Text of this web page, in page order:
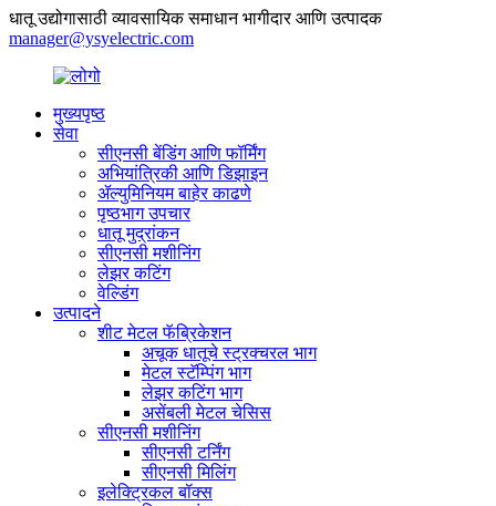
धातू उद्योगासाठी व्यावसायिक समाधान भागीदार आणि उत्पादक
manager@ysyelectric.com
मुख्यपृष्ठ
सेवा
सीएनसी बेंडिंग आणि फॉर्मिंग
अभियांत्रिकी आणि डिझाइन
ॲल्युमिनियम बाहेर काढणे
पृष्ठभाग उपचार
धातू मुद्रांकन
सीएनसी मशीनिंग
लेझर कटिंग
वेल्डिंग
उत्पादने
शीट मेटल फॅब्रिकेशन
अचूक धातूचे स्ट्रक्चरल भाग
मेटल स्टॅम्पिंग भाग
लेझर कटिंग भाग
असेंबली मेटल चेसिस
सीएनसी मशीनिंग
सीएनसी टर्निंग
सीएनसी मिलिंग
इलेक्ट्रिकल बॉक्स